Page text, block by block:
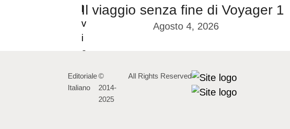
Il viaggio senza fine di Voyager 1
Agosto 4, 2026
Editoriale
Italiano
©
2014-
2025
All Rights Reserved